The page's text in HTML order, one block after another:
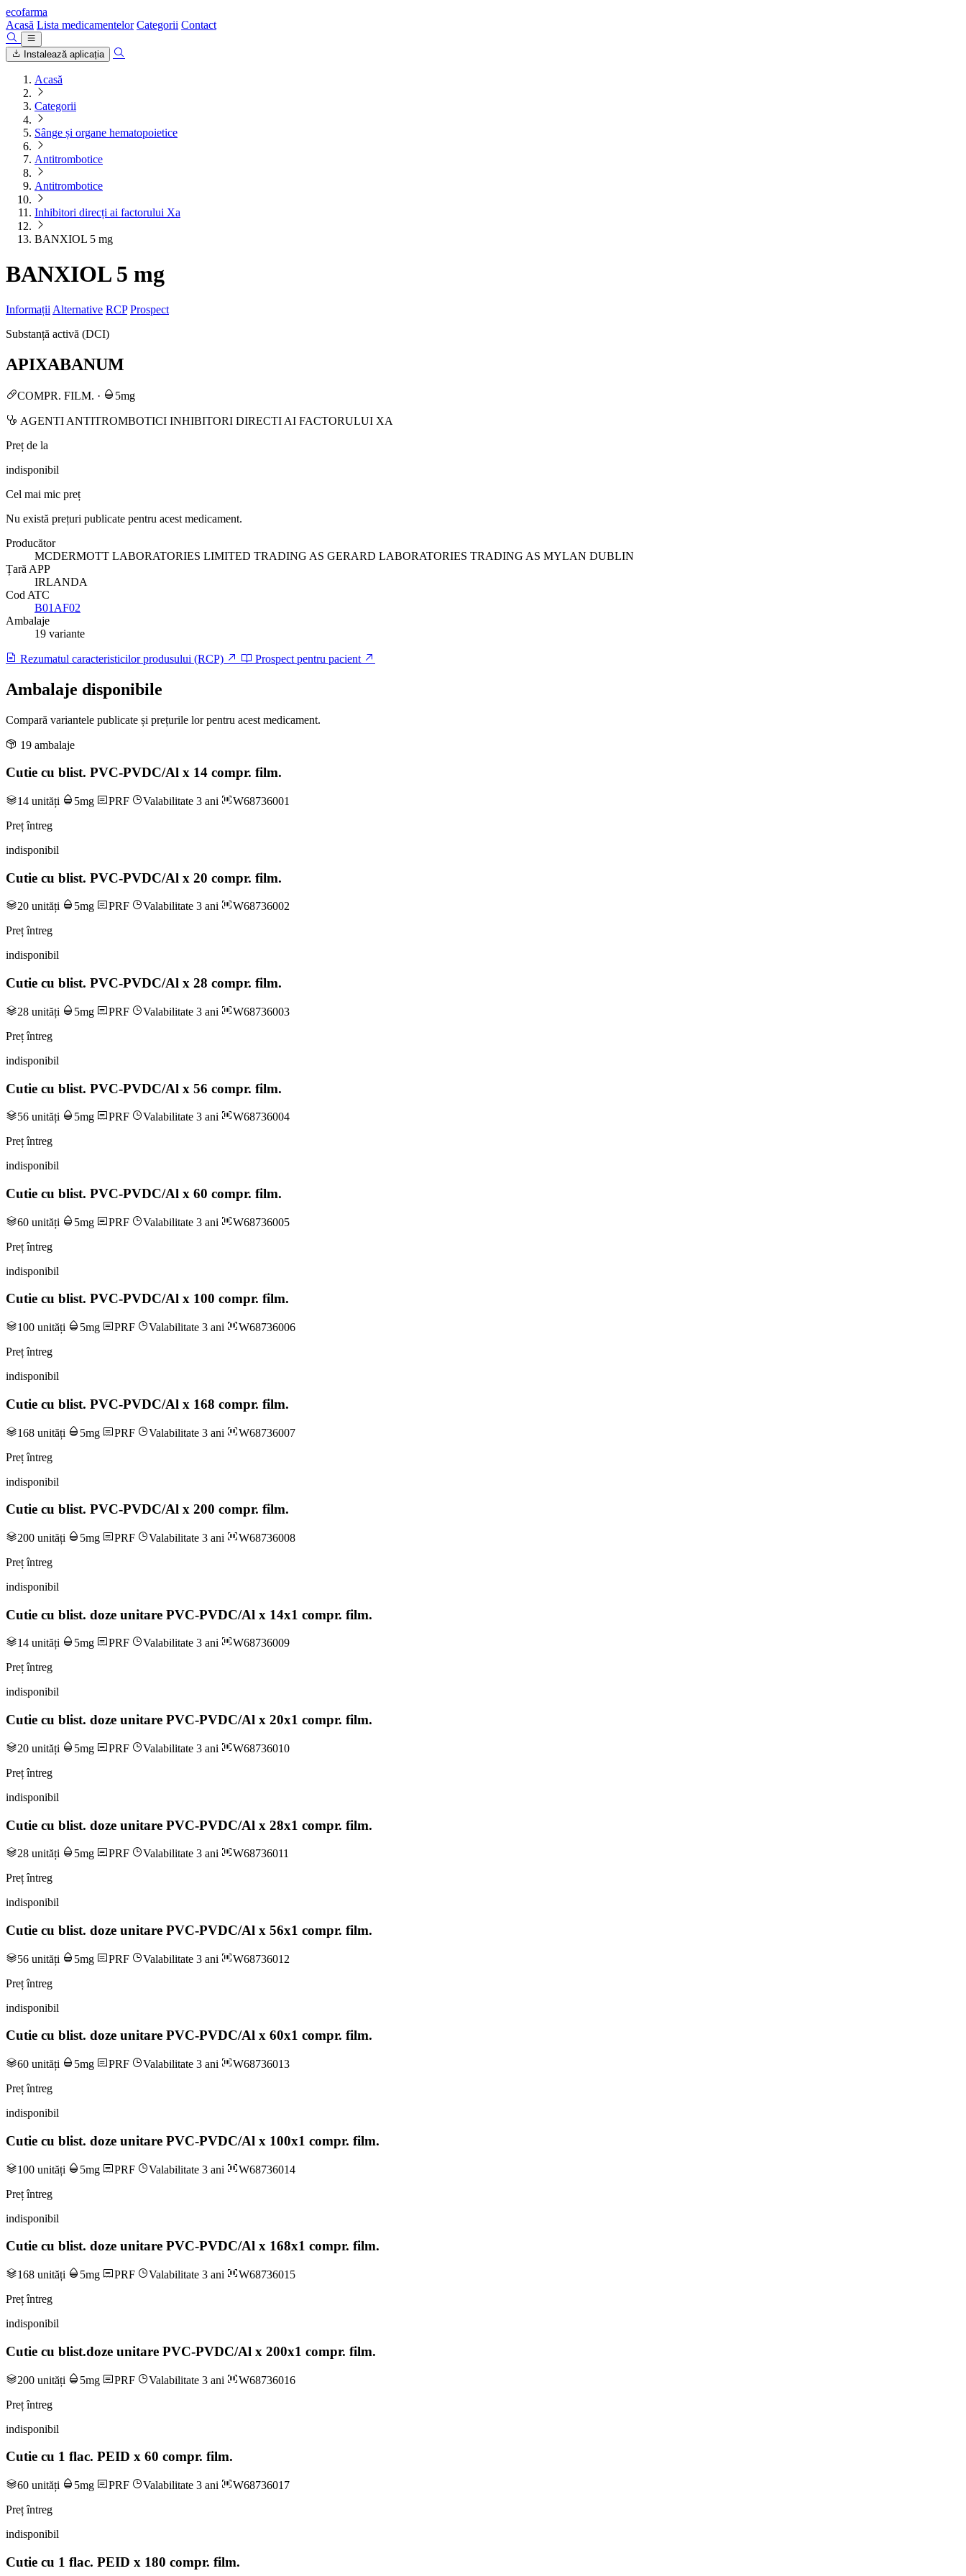
ecofarma
Acasă Lista medicamentelor Categorii Contact
Instalează aplicația
Acasă
Categorii
Sânge și organe hematopoietice
Antitrombotice
Antitrombotice
Inhibitori direcți ai factorului Xa
BANXIOL 5 mg
BANXIOL 5 mg
Informații Alternative RCP Prospect
Substanță activă (DCI)
APIXABANUM
COMPR. FILM. · 5mg
AGENTI ANTITROMBOTICI INHIBITORI DIRECTI AI FACTORULUI XA
Preț de la
indisponibil
Cel mai mic preț
Nu există prețuri publicate pentru acest medicament.
Producător
MCDERMOTT LABORATORIES LIMITED TRADING AS GERARD LABORATORIES TRADING AS MYLAN DUBLIN
Țară APP
IRLANDA
Cod ATC
B01AF02
Ambalaje
19 variante
Rezumatul caracteristicilor produsului (RCP) Prospect pentru pacient
Ambalaje disponibile
Compară variantele publicate și prețurile lor pentru acest medicament.
19 ambalaje
Cutie cu blist. PVC-PVDC/Al x 14 compr. film.
14 unități 5mg PRF Valabilitate 3 ani
W68736001
Preț întreg
indisponibil
Cutie cu blist. PVC-PVDC/Al x 20 compr. film.
20 unități 5mg PRF Valabilitate 3 ani
W68736002
Preț întreg
indisponibil
Cutie cu blist. PVC-PVDC/Al x 28 compr. film.
28 unități 5mg PRF Valabilitate 3 ani
W68736003
Preț întreg
indisponibil
Cutie cu blist. PVC-PVDC/Al x 56 compr. film.
56 unități 5mg PRF Valabilitate 3 ani
W68736004
Preț întreg
indisponibil
Cutie cu blist. PVC-PVDC/Al x 60 compr. film.
60 unități 5mg PRF Valabilitate 3 ani
W68736005
Preț întreg
indisponibil
Cutie cu blist. PVC-PVDC/Al x 100 compr. film.
100 unități 5mg PRF Valabilitate 3 ani
W68736006
Preț întreg
indisponibil
Cutie cu blist. PVC-PVDC/Al x 168 compr. film.
168 unități 5mg PRF Valabilitate 3 ani
W68736007
Preț întreg
indisponibil
Cutie cu blist. PVC-PVDC/Al x 200 compr. film.
200 unități 5mg PRF Valabilitate 3 ani
W68736008
Preț întreg
indisponibil
Cutie cu blist. doze unitare PVC-PVDC/Al x 14x1 compr. film.
14 unități 5mg PRF Valabilitate 3 ani
W68736009
Preț întreg
indisponibil
Cutie cu blist. doze unitare PVC-PVDC/Al x 20x1 compr. film.
20 unități 5mg PRF Valabilitate 3 ani
W68736010
Preț întreg
indisponibil
Cutie cu blist. doze unitare PVC-PVDC/Al x 28x1 compr. film.
28 unități 5mg PRF Valabilitate 3 ani
W68736011
Preț întreg
indisponibil
Cutie cu blist. doze unitare PVC-PVDC/Al x 56x1 compr. film.
56 unități 5mg PRF Valabilitate 3 ani
W68736012
Preț întreg
indisponibil
Cutie cu blist. doze unitare PVC-PVDC/Al x 60x1 compr. film.
60 unități 5mg PRF Valabilitate 3 ani
W68736013
Preț întreg
indisponibil
Cutie cu blist. doze unitare PVC-PVDC/Al x 100x1 compr. film.
100 unități 5mg PRF Valabilitate 3 ani
W68736014
Preț întreg
indisponibil
Cutie cu blist. doze unitare PVC-PVDC/Al x 168x1 compr. film.
168 unități 5mg PRF Valabilitate 3 ani
W68736015
Preț întreg
indisponibil
Cutie cu blist.doze unitare PVC-PVDC/Al x 200x1 compr. film.
200 unități 5mg PRF Valabilitate 3 ani
W68736016
Preț întreg
indisponibil
Cutie cu 1 flac. PEID x 60 compr. film.
60 unități 5mg PRF Valabilitate 3 ani
W68736017
Preț întreg
indisponibil
Cutie cu 1 flac. PEID x 180 compr. film.